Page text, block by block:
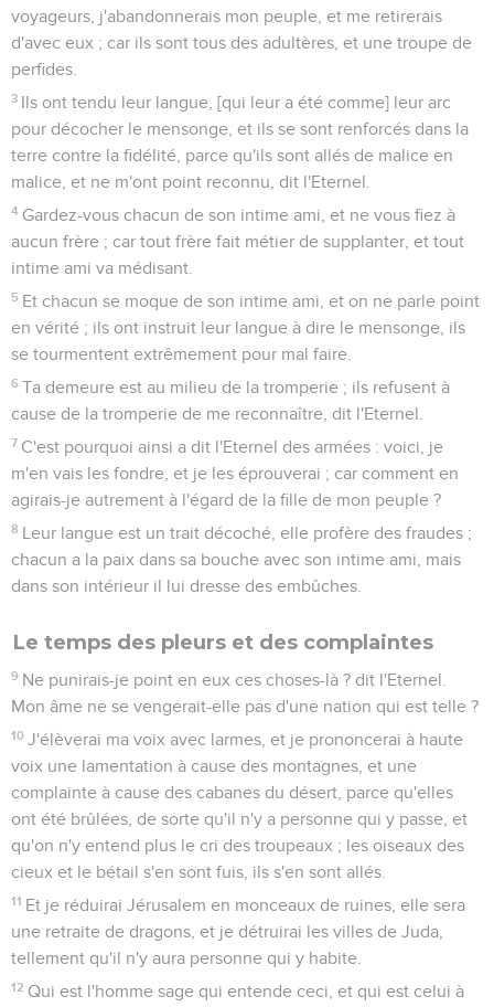
voyageurs, j'abandonnerais mon peuple, et me retirerais
d'avec eux ; car ils sont tous des adultères, et une troupe de
perfides.
3 Ils ont tendu leur langue, [qui leur a été comme] leur arc
pour décocher le mensonge, et ils se sont renforcés dans la
terre contre la fidélité, parce qu'ils sont allés de malice en
malice, et ne m'ont point reconnu, dit l'Eternel.
4 Gardez-vous chacun de son intime ami, et ne vous fiez à
aucun frère ; car tout frère fait métier de supplanter, et tout
intime ami va médisant.
5 Et chacun se moque de son intime ami, et on ne parle point
en vérité ; ils ont instruit leur langue à dire le mensonge, ils
se tourmentent extrêmement pour mal faire.
6 Ta demeure est au milieu de la tromperie ; ils refusent à
cause de la tromperie de me reconnaître, dit l'Eternel.
7 C'est pourquoi ainsi a dit l'Eternel des armées : voici, je
m'en vais les fondre, et je les éprouverai ; car comment en
agirais-je autrement à l'égard de la fille de mon peuple ?
8 Leur langue est un trait décoché, elle profère des fraudes ;
chacun a la paix dans sa bouche avec son intime ami, mais
dans son intérieur il lui dresse des embûches.
Le temps des pleurs et des complaintes
9 Ne punirais-je point en eux ces choses-là ? dit l'Eternel.
Mon âme ne se vengerait-elle pas d'une nation qui est telle ?
10 J'élèverai ma voix avec larmes, et je prononcerai à haute
voix une lamentation à cause des montagnes, et une
complainte à cause des cabanes du désert, parce qu'elles
ont été brûlées, de sorte qu'il n'y a personne qui y passe, et
qu'on n'y entend plus le cri des troupeaux ; les oiseaux des
cieux et le bétail s'en sont fuis, ils s'en sont allés.
11 Et je réduirai Jérusalem en monceaux de ruines, elle sera
une retraite de dragons, et je détruirai les villes de Juda,
tellement qu'il n'y aura personne qui y habite.
12 Qui est l'homme sage qui entende ceci, et qui est celui à